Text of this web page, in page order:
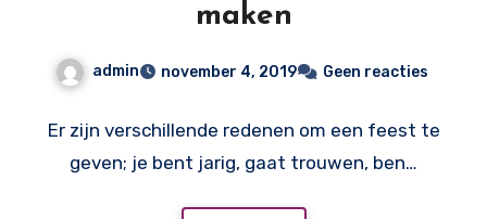
maken
admin november 4, 2019 Geen reacties
Er zijn verschillende redenen om een feest te
geven; je bent jarig, gaat trouwen, ben…